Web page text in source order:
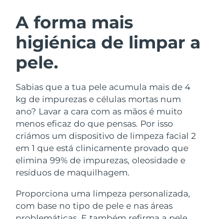
A forma mais
higiénica de limpar a
pele.
Sabias que a tua pele acumula mais de 4
kg de impurezas e células mortas num
ano? Lavar a cara com as mãos é muito
menos eficaz do que pensas. Por isso
criámos um dispositivo de limpeza facial 2
em 1 que está clinicamente provado que
elimina 99% de impurezas, oleosidade e
resíduos de maquilhagem.
Proporciona uma limpeza personalizada,
com base no tipo de pele e nas áreas
Limpeza facial
Anti-aging massage
LUNA™ 4 Plus
Massage, LED heating
LUNA™ 4 Men
Microcurrent toning
BEAR™ 2 go
Microcurrent toning on-the-go
BEAR™ 2 eyes & lips
Hidratação
UFO™ 3 kit
Deep facial hydration
UFO™ 3 LED
Near-infrared and red light therapy
device
Cuidado oral
issa™ 4
Hybrid silicone sonic toothbrush
Smart hybrid silicone sonic toothbrush
TRATAMENTO ANTIENVELHECIMENTO
FAQ™
Antienvelhecimento Tratamentos LED
Áustria
Barein Entrega prevista8/9/26
Bélgica
Bermudas Entrega prevista8/14/26
Bósnia e
Herzegovina
Entrega prevista8/11/26
Brunei Entrega prevista8/13/26
Bulgária Entrega prevista8/8/26
Chile Entrega prevista